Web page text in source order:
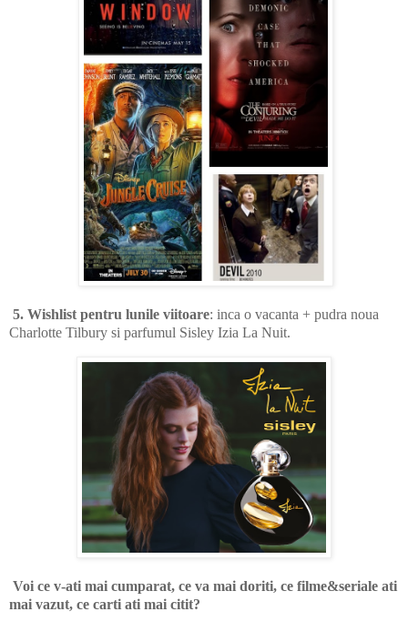
5. Wishlist pentru lunile viitoare: inca o vacanta + pudra noua
Charlotte Tilbury si parfumul Sisley Izia La Nuit.
Voi ce v-ati mai cumparat, ce va mai doriti, ce filme&seriale ati
mai vazut, ce carti ati mai citit?